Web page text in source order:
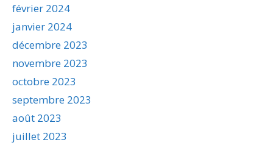
février 2024
janvier 2024
décembre 2023
novembre 2023
octobre 2023
septembre 2023
août 2023
juillet 2023